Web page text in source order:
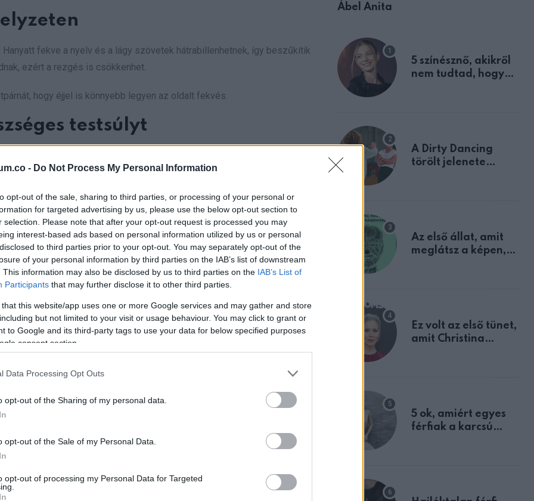
- Do Not Process My Personal Information
opt-out of the sale, sharing to third parties, or processing of your personal or
for targeted advertising by us, please use the below opt-out section to
selection. Please note that after your opt-out request is processed you may
interest-based ads based on personal information utilized by us or personal
to third parties prior to your opt-out. You may separately opt-out of the
of your personal information by third parties on the IAB’s list of downstream
This information may also be disclosed by us to third parties on the IAB’s List of
Participants that may further disclose it to other third parties.
that this website/app uses one or more Google services and may gather and store
but not limited to your visit or usage behaviour. You may click to grant or
to Google and its third-party tags to use your data for below specified purposes
consent section.
Data Processing Opt Outs
opt-out of the Sharing of my personal data.
opt-out of the Sale of my Personal Data.
opt-out of processing my Personal Data for Targeted
fekve a nyelv és a lágy szövetek hátrabillenhetnek, így beszűkítik
ezért a rezgés is csökkenhet.
hogy éjjel is könnyebb legyen az oldalt fekvés.
testsúlyt
a légutakra, és növelhetik a horkolás esélyét. Már kisebb fogyás is
Ábel Anita
5 színésznő, akikről
nem tudtad, hogy
A Dirty Dancing
törölt jelenete
Az első állat, amit
meglátsz a képen,
Ez volt az első tünet,
amit Christina
5 ok, amiért egyes
férfiak a karcsú